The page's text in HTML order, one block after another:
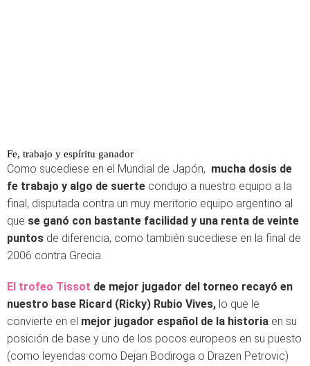
Fe, trabajo y espíritu ganador
Como sucediese en el Mundial de Japón, mucha dosis de
fe trabajo y algo de suerte condujo a nuestro equipo a la
final, disputada contra un muy meritorio equipo argentino al
que se ganó con bastante facilidad y una renta de veinte
puntos de diferencia, como también sucediese en la final de
2006 contra Grecia.
El trofeo Tissot de mejor jugador del torneo recayó en
nuestro base Ricard (Ricky) Rubio Vives, lo que le
convierte en el mejor jugador español de la historia en su
posición de base y uno de los pocos europeos en su puesto
(como leyendas como Dejan Bodiroga o Drazen Petrovic)